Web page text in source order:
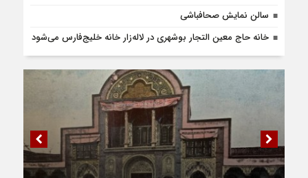
سالن نمایش صحاف‎باشی
خانه حاج معین التجار بوشهری‌ در لاله‌زار خانه خلیج‌فارس می‌شود